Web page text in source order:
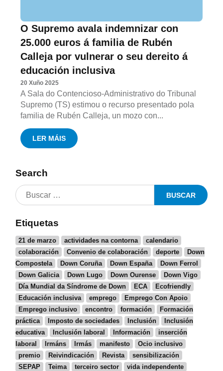
O Supremo avala indemnizar con
25.000 euros á familia de Rubén
Calleja por vulnerar o seu dereito á
educación inclusiva
20 Xuño 2025
A Sala do Contencioso-Administrativo do Tribunal
Supremo (TS) estimou o recurso presentado pola
familia de Rubén Calleja, un mozo con...
LER MÁIS
Search
Etiquetas
21 de marzo actividades na contorna
calendario
colaboración
Convenio de colaboración deporte
Down
Compostela
Down Coruña Down España
Down Ferrol
Down Galicia
Down Lugo Down Ourense
Down Vigo
Día Mundial da Síndrome de Down
ECA
Ecofriendly
Educación inclusiva
emprego
Emprego Con Apoio
Emprego inclusivo
encontro formación
Formación
práctica
Imposto de sociedades Inclusión
Inclusión
educativa
Inclusión laboral Información
inserción
laboral
Irmáns Irmás manifesto
Ocio inclusivo
premio
Reivindicación Revista
sensibilización
SEPAP
Teima terceiro sector
vida independente